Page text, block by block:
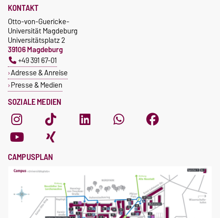
SOZIALE MEDIEN
KONTAKT
Otto-von-Guericke-
Universität Magdeburg
Universitätsplatz 2
39106 Magdeburg
+49 391 67-01
Adresse & Anreise
Presse & Medien
CAMPUSPLAN